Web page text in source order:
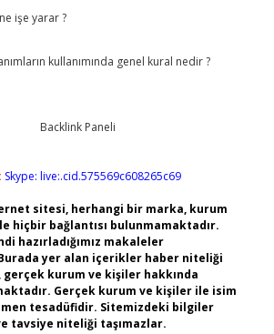
işe yarar ?
kullanımında genel kural nedir ?
Skype: live:.cid.575569c608265c69
sitesi, herhangi bir marka, kurum
hiçbir bağlantısı bulunmamaktadır.
hazırladığımız makaleler
yer alan içerikler haber niteliği
gerçek kurum ve kişiler hakkında
Gerçek kurum ve kişiler ile isim
tesadüfidir. Sitemizdeki bilgiler
tavsiye niteliği taşımazlar.